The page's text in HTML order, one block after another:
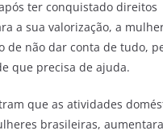
ter conquistado direitos
a sua valorização, a
de não dar conta de tudo,
que precisa de ajuda.
que as atividades
brasileiras,